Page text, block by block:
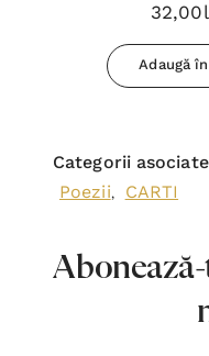
Adaugă
Categorii
Poezii, CARTI